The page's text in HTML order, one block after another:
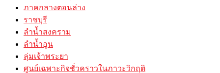
ภาคกลางตอนล่าง
ราชบุรี
ลำน้ำสงคราม
ลำน้ำอูน
ลุ่มเจ้าพระยา
ศูนย์เฉพาะกิจชั่วคราวในภาวะวิกฤติ